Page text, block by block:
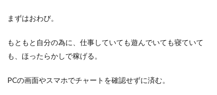
まずはおわび。
もともと自分の為に、仕事していても遊んでいても寝ていて
も、ほったらかしで稼げる。
PCの画面やスマホでチャートを確認せずに済む。